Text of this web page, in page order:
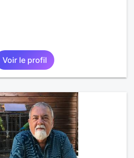
Voir le profil